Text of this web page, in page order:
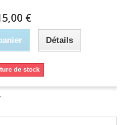
€
Détails
de stock